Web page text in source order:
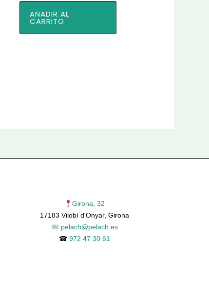
AÑADIR AL
CARRITO
Girona, 32
17183 Vilobí d'Onyar, Girona
pelach@pelach.es
☎972 47 30 61